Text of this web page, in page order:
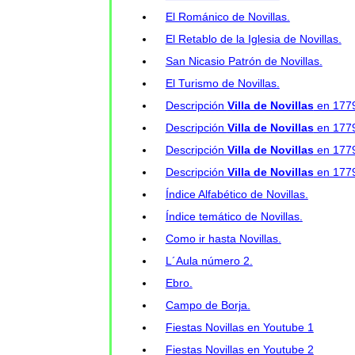
El Románico de Novillas.
El Retablo de la Iglesia de Novillas.
San Nicasio Patrón de Novillas.
El Turismo de Novillas.
Descripción Villa de Novillasen
Descripción Villa de Novillasen
Descripción Villa de Novillasen
Descripción Villa de Novillasen
Índice Alfabético de Novillas.
Índice temático de Novillas.
Como ir hasta Novillas.
L´Aula número 2.
Ebro.
Campo de Borja.
Fiestas Novillas en Youtube 1
Fiestas Novillas en Youtube 2